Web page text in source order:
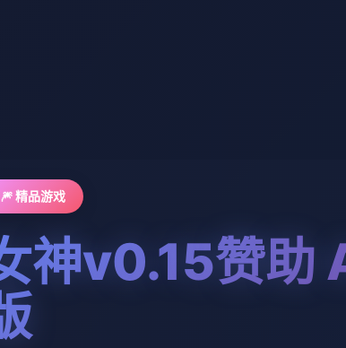
🎆 精品游戏
神v0.15赞助